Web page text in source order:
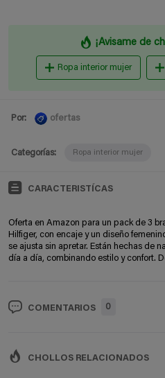
¡Avisame de
Ropa interior mujer
Por: ofertas
Categorías: Ropa interior mujer
CARACTERISTÍCAS
Oferta en Amazon para un pack de 3
Hilfiger, con encaje y un diseño
se ajusta sin apretar. Están hechas de
día a día, combinando estilo y confort.
COMENTARIOS 0
CHOLLOS RELACIONADOS